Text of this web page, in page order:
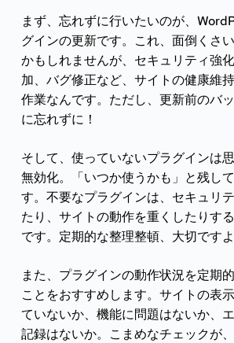
まず、忘れずに行いたいのが、
グインの更新です。これ、面倒くさ
かもしれませんが、セキュリティ強
加、バグ修正など、サイトの健康維
作業なんです。ただし、更新前のバ
に忘れずに！
そして、使っていないプラグインは
無効化。「いつか使うかも」と残し
す。不要なプラグインは、セキュリ
たり、サイトの動作を重くしたりす
です。定期的な整理整頓、大切ですよ
また、プラグインの動作状況を定期
ことをおすすめします。サイトの表
ていないか、機能に問題はないか、
記録はないか。こまめなチェックが